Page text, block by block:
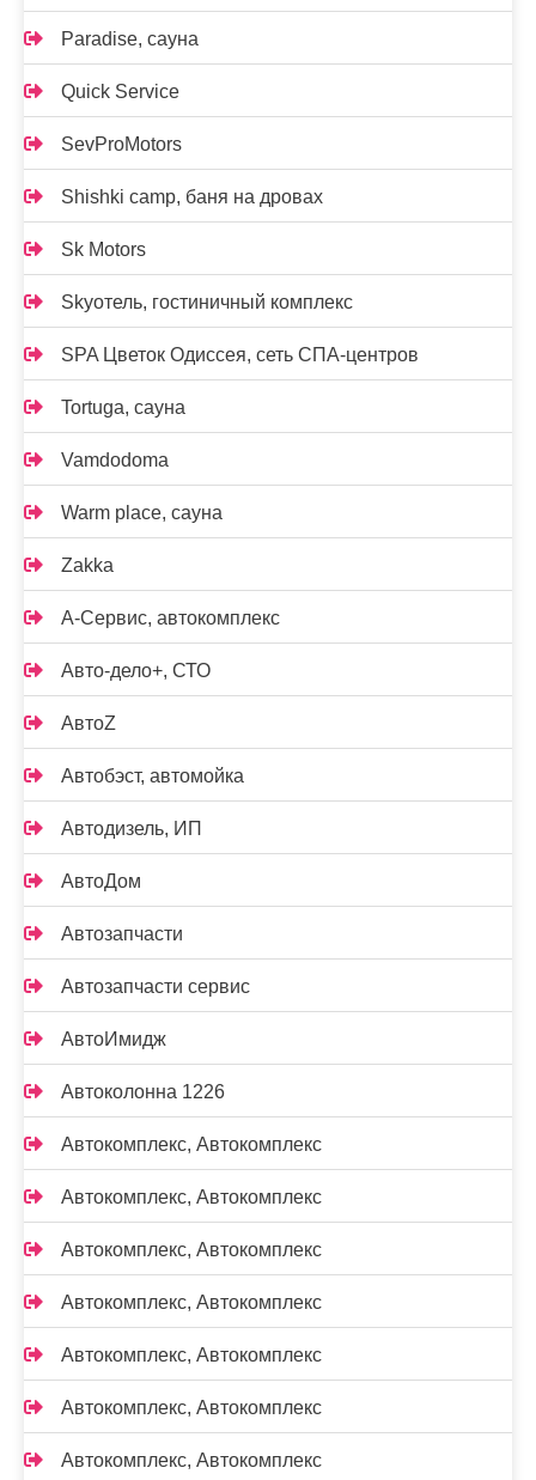
Paradise, сауна
Quick Service
SevProMotors
Shishki camp, баня на дровах
Sk Motors
Skyотель, гостиничный комплекс
SPA Цветок Одиссея, сеть СПА-центров
Tortuga, сауна
Vamdodoma
Warm place, сауна
Zakka
А-Сервис, автокомплекс
Авто-дело+, СТО
АвтоZ
Автобэст, автомойка
Автодизель, ИП
АвтоДом
Автозапчасти
Автозапчасти сервис
АвтоИмидж
Автоколонна 1226
Автокомплекс, Автокомплекс
Автокомплекс, Автокомплекс
Автокомплекс, Автокомплекс
Автокомплекс, Автокомплекс
Автокомплекс, Автокомплекс
Автокомплекс, Автокомплекс
Автокомплекс, Автокомплекс